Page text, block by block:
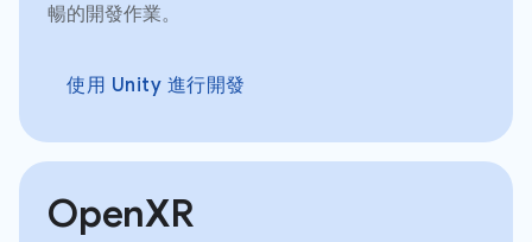
暢的開發作業。
使用 Unity 進行開發
OpenXR